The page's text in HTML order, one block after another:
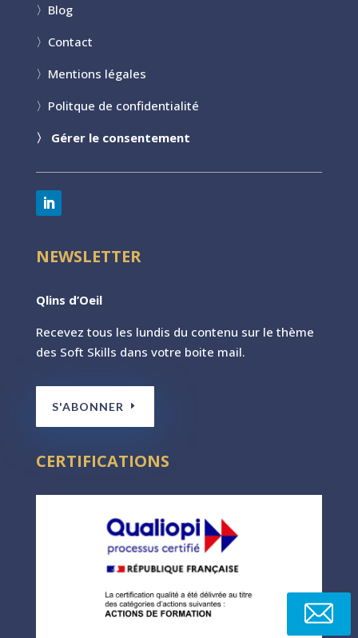
〉 Blog
〉 Contact
〉 Mentions légales
〉 Politque de confidentialité
〉 Gérer le consentement
NEWSLETTER
Qlins d’Oeil
Recevez tous les lundis du contenu sur le thème
des Soft Skills dans votre boite mail.
S'ABONNER
CERTIFICATIONS